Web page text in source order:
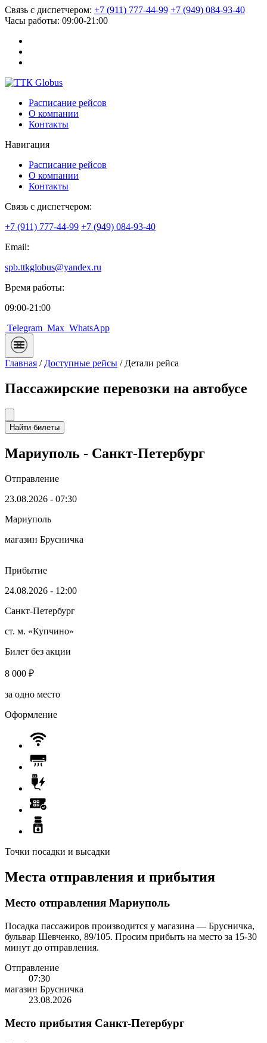
Связь с диспетчером: +7 (911) 777-44-99 +7 (949) 084-93-40
Часы работы: 09:00-21:00
Расписание рейсов
О компании
Контакты
Навигация
Расписание рейсов
О компании
Контакты
Связь с диспетчером:
+7 (911) 777-44-99 +7 (949) 084-93-40
Email:
spb.ttkglobus@yandex.ru
Время работы:
09:00-21:00
Telegram Max WhatsApp
Главная / Доступные рейсы / Детали рейса
Пассажирские перевозки на автобусе
Найти билеты
Мариуполь - Санкт-Петербург
Отправление
23.08.2026 - 07:30
Мариуполь
магазин Брусничка
Прибытие
24.08.2026 - 12:00
Санкт-Петербург
ст. м. «Купчино»
Билет без акции
8 000 ₽
за одно место
Оформление
Точки посадки и высадки
Места отправления и прибытия
Место отправления Мариуполь
Посадка пассажиров производится у магазина — Брусничка,
бульвар Шевченко, 89/105. Просим прибыть на место за 15-30
минут до отправления.
Отправление
07:30
магазин Брусничка
23.08.2026
Место прибытия Санкт-Петербург